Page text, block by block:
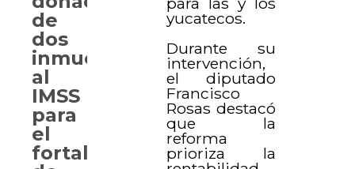
yucatecos.
Durante su
intervención,
el diputado
Francisco
Rosas destacó
que la
reforma
prioriza la
de
dos
inmuebles
al
IMSS
para
el
fortalecimiento